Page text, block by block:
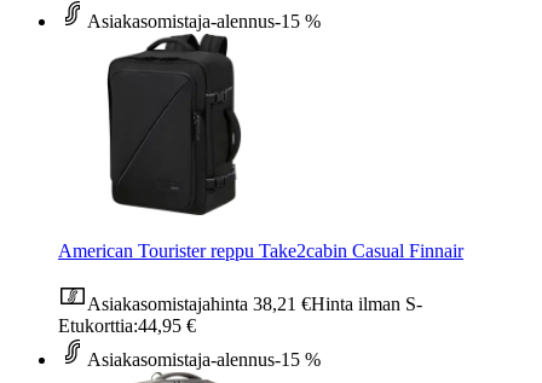
Asiakasomistaja-alennus-15 %
American Tourister reppu Take2cabin Casual Finnair
Asiakasomistajahinta 38,21 €Hinta ilman S-
Etukorttia:44,95 €
Asiakasomistaja-alennus-15 %